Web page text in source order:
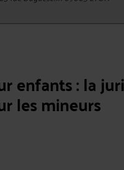
enfants : la
les mineurs